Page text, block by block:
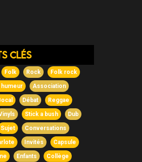
clés
Folk Rock Folk rock
humeur Association
Débat Reggae
Stick a bush Dub
Sujet Conversations
Invités Capsule
Enfants Collège